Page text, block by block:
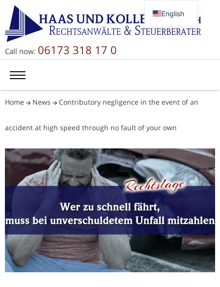
Call now: 06173 318 17 0
Home News Contributory negligence in the event of an
accident at high speed through no fault of your own
English
Deutsch
简体中文